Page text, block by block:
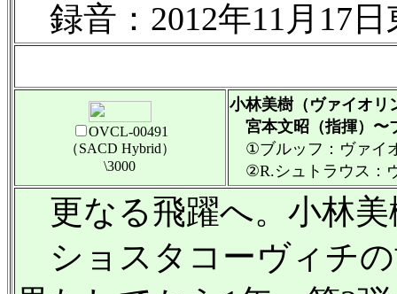
録音：2012年11月17
OVCL-00491
（SACD Hybrid）
\3000
小林美樹（ヴァイオリ
宮本文昭（指揮）〜
①ブルッフ：ヴァイ
②R.シュトラウス：
更なる飛躍へ。小林美
ショスタコーヴィチ